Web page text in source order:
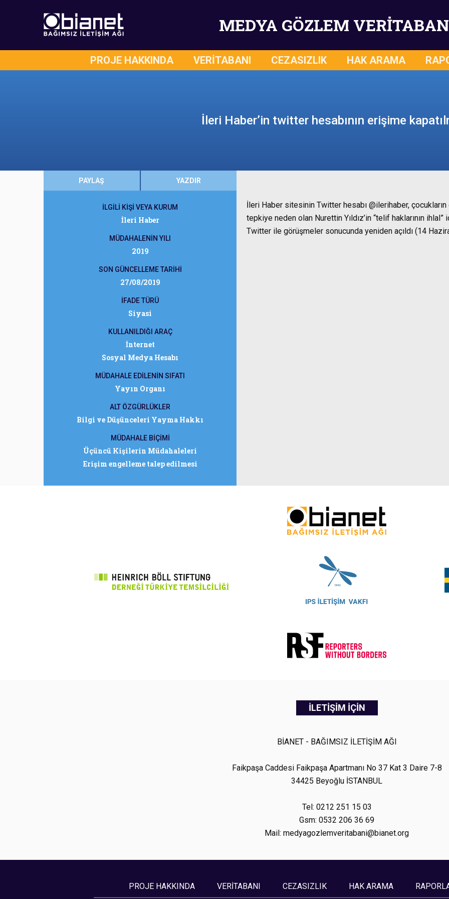
MEDYA GÖZLEM
PROJE HAKKINDA VERİTABANI CEZASIZLIK HAK ARAMA
İleri Haber’in twitter hesabının erişime
PAYLAŞ YAZDIR
İLGİLİ KİŞİ VEYA KURUM
İleri Haber
MÜDAHALENİN YILI
2019
SON GÜNCELLEME TARİHİ
27/08/2019
İFADE TÜRÜ
Siyasi
KULLANILDIĞI ARAÇ
İnternet
Sosyal Medya Hesabı
MÜDAHALE EDİLENİN SIFATI
Yayın Organı
ALT ÖZGÜRLÜKLER
Bilgi ve Düşünceleri Yayma Hakkı
MÜDAHALE BİÇİMİ
Üçüncü Kişilerin Müdahaleleri
Erişim engelleme talep edilmesi
İleri Haber sitesinin Twitter hesabı @ilerihaber,
tepkiye neden olan Nurettin Yıldız’in “telif haklarının
Twitter ile görüşmeler sonucunda yeniden açıldı (14
İLETİŞİM İÇİN
BİANET - BAĞIMSIZ İLETİŞİM AĞI
Faikpaşa Caddesi Faikpaşa Apartmanı No 37 Kat 3 Daire 7-8
34425 Beyoğlu İSTANBUL
Tel: 0212 251 15 03
Gsm: 0532 206 36 69
Mail: medyagozlemveritabani@bianet.org
PROJE HAKKINDA VERİTABANI CEZASIZLIK HAK ARAMA